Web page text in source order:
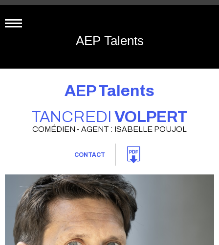
AEP Talents
AEP Talents
TANCREDI VOLPERT
COMÉDIEN - AGENT : ISABELLE POUJOL
CONTACT